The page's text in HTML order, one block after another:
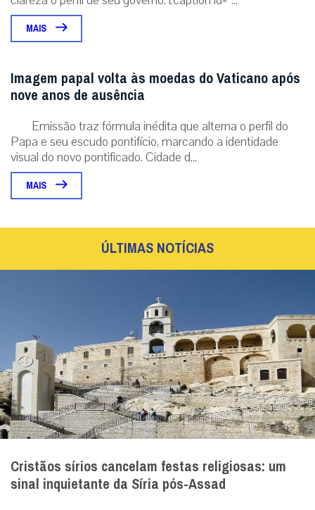
MAIS
Imagem papal volta às moedas do Vaticano após
nove anos de ausência
Emissão traz fórmula inédita que alterna o perfil do
Papa e seu escudo pontifício, marcando a identidade
visual do novo pontificado. Cidade d...
MAIS
ÚLTIMAS NOTÍCIAS
Cristãos sírios cancelam festas religiosas: um
sinal inquietante da Síria pós-Assad